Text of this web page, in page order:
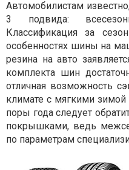
Автомобилистам
3 подвида:
Классификация за
особенностях шины на
резина на авто
комплекта шин
отличная возможность
климате с мягкими
поры года следует
покрышками, ведь
по параметрам